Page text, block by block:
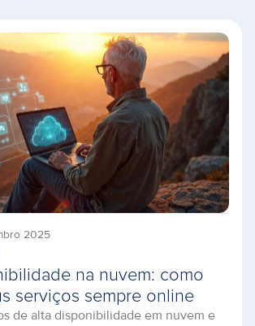
2025
na nuvem: como
serviços sempre online
de alta disponibilidade em nuvem e